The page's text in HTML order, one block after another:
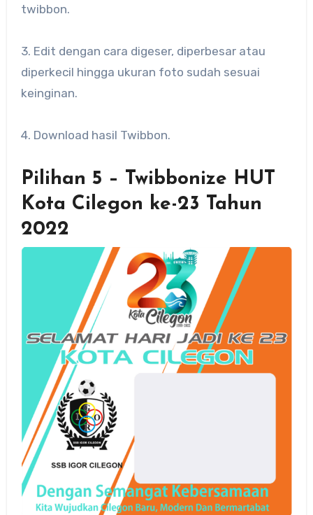
twibbon.
3. Edit dengan cara digeser, diperbesar atau
diperkecil hingga ukuran foto sudah sesuai
keinginan.
4. Download hasil Twibbon.
Pilihan 5 – Twibbonize HUT
Kota Cilegon ke-23 Tahun
2022